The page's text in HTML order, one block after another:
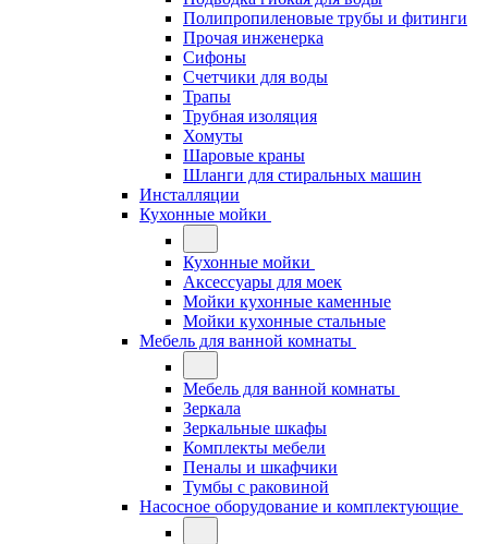
Полипропиленовые трубы и фитинги
Прочая инженерка
Сифоны
Счетчики для воды
Трапы
Трубная изоляция
Хомуты
Шаровые краны
Шланги для стиральных машин
Инсталляции
Кухонные мойки
Кухонные мойки
Аксессуары для моек
Мойки кухонные каменные
Мойки кухонные стальные
Мебель для ванной комнаты
Мебель для ванной комнаты
Зеркала
Зеркальные шкафы
Комплекты мебели
Пеналы и шкафчики
Тумбы с раковиной
Насосное оборудование и комплектующие